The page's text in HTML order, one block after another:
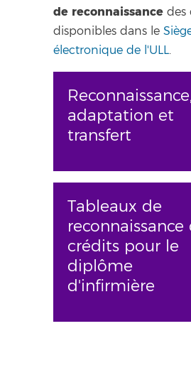
de reconnaissance des
disponibles dans le
électronique de l'ULL.
adaptation et
transfert
Tableaux de
reconnaissance
crédits pour le
diplôme
d'infirmière